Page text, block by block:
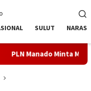
SULUT NARASI
Minta Maaf Pemadaman